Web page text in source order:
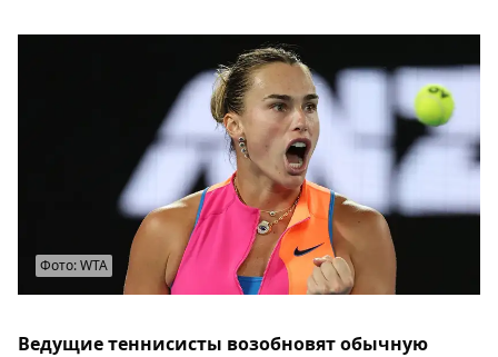
Фото: WTA
Ведущие теннисисты возобновят обычную